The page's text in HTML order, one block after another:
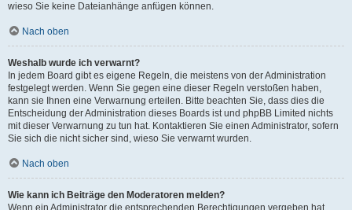
wieso Sie keine Dateianhänge anfügen können.
Nach oben
Weshalb wurde ich verwarnt?
In jedem Board gibt es eigene Regeln, die meistens von der Administration
festgelegt werden. Wenn Sie gegen eine dieser Regeln verstoßen haben,
kann sie Ihnen eine Verwarnung erteilen. Bitte beachten Sie, dass dies die
Entscheidung der Administration dieses Boards ist und phpBB Limited nichts
mit dieser Verwarnung zu tun hat. Kontaktieren Sie einen Administrator, sofern
Sie sich die nicht sicher sind, wieso Sie verwarnt wurden.
Nach oben
Wie kann ich Beiträge den Moderatoren melden?
Wenn ein Administrator die entsprechenden Berechtigungen vergeben hat,